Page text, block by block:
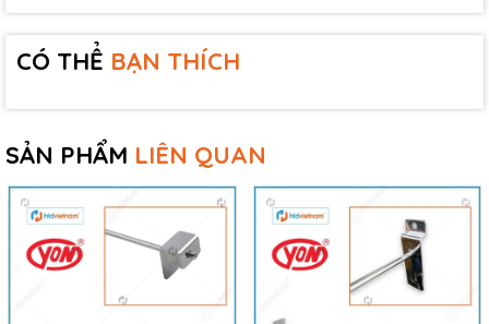
CÓ THỂ BẠN THÍCH
SẢN PHẨM LIÊN QUAN